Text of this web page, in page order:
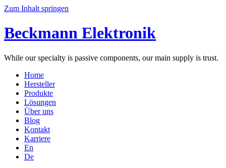
Zum Inhalt springen
Beckmann Elektronik
While our specialty is passive components, our main supply is trust.
Home
Hersteller
Produkte
Lösungen
Über uns
Blog
Kontakt
Karriere
En
De